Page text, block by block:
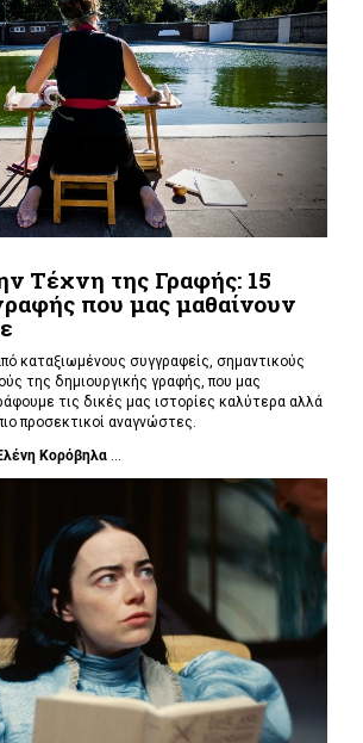
Τέχνη της Γραφής: 15
που μας μαθαίνουν
καταξιωμένους συγγραφείς, σημαντικούς
της δημιουργικής γραφής, που μας
τις δικές μας ιστορίες καλύτερα αλλά
προσεκτικοί αναγνώστες.
Κορόβηλα